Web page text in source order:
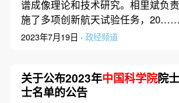
谱成像理论和技术研究。相里斌负
施了多项创新航天试验任务，20……
2023年7月19日 · 政经频道
关于公布2023年中国科学院院
士名单的公告